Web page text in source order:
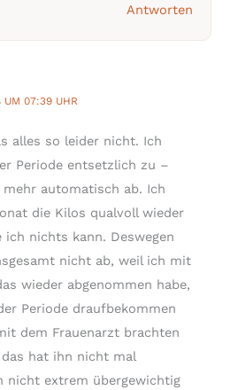
Antworten
UM 07:39 UHR
alles so leider nicht. Ich
Periode entsetzlich zu –
automatisch ab. Ich
die Kilos qualvoll wieder
ich nichts kann. Deswegen
nicht ab, weil ich mit
wieder abgenommen habe,
Periode draufbekommen
dem Frauenarzt brachten
hat ihn nicht mal
nicht extrem übergewichtig